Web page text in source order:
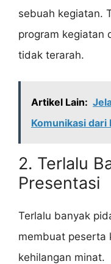
sebuah kegiatan.
program kegiatan
tidak terarah.
Artikel Lain:
Komunikasi dari
2. Terlalu
Presentasi
Terlalu banyak
membuat peserta
kehilangan minat.